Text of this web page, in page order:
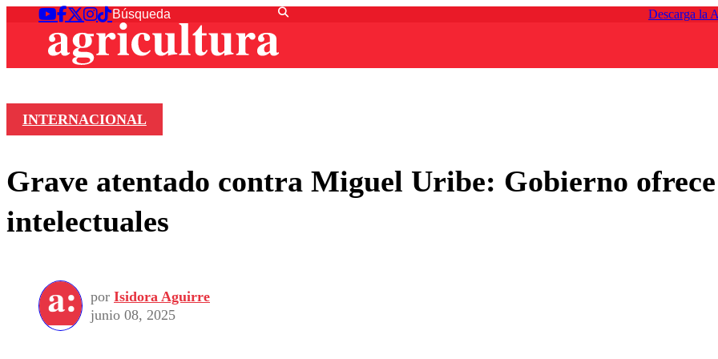
Descarga la
INTERNACIONAL
Grave atentado contra Miguel Uribe: Gobierno
intelectuales
por Isidora Aguirre
junio 08, 2025